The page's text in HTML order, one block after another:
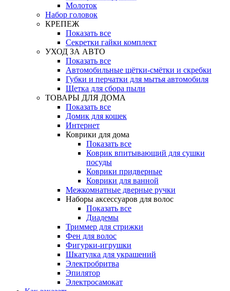
Молоток
Набор головок
КРЕПЕЖ
Показать все
Секретки гайки комплект
УХОД ЗА АВТО
Показать все
Автомобильные щётки-смётки и скребки
Губки и перчатки для мытья автомобиля
Щетка для сбора пыли
ТОВАРЫ ДЛЯ ДОМА
Показать все
Домик для кошек
Интернет
Коврики для дома
Показать все
Коврик впитывающий для сушки
посуды
Коврики придверные
Коврики для ванной
Межкомнатные дверные ручки
Наборы аксессуаров для волос
Показать все
Диадемы
Триммер для стрижки
Фен для волос
Фигурки-игрушки
Шкатулка для украшений
Электробритва
Эпилятор
Электросамокат